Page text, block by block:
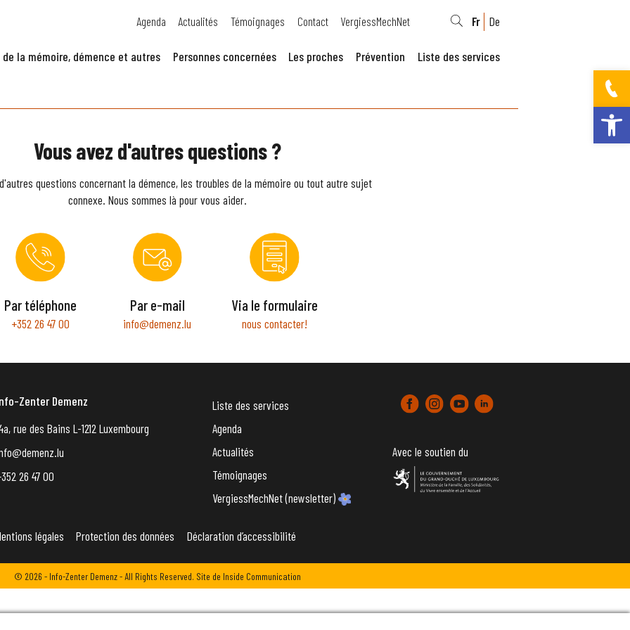
Ouvrir la
Agenda Actualités Témoignages Contact VergiessMechNet Fr De
la mémoire, démence et autres Personnes concernées Les proches Prévention Liste des services
Vous avez d'autres questions ?
questions concernant la démence, les troubles de la mémoire ou tout autre sujet
connexe. Nous sommes là pour vous aider.
Par téléphone
+352 26 47 00
Par e-mail
info@demenz.lu
Via le formulaire
nous contacter!
Zenter Demenz
rue des Bains L-1212 Luxembourg
26 47 00
Liste des services
Agenda
Actualités
Témoignages
VergiessMechNet (newsletter)
Avec le soutien du
légales Protection des données Déclaration d’accessibilité
© 2026 - Info-Zenter Demenz - All Rights Reserved. Site de Inside Communication